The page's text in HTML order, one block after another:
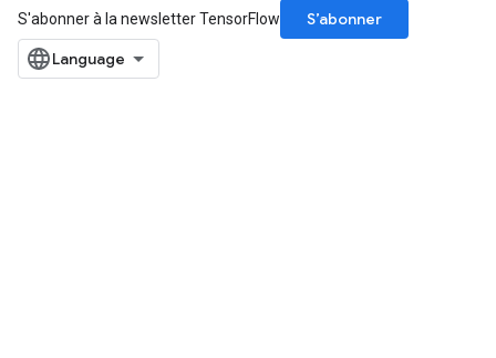
S'abonner à la newsletter TensorFlow
S’abonner